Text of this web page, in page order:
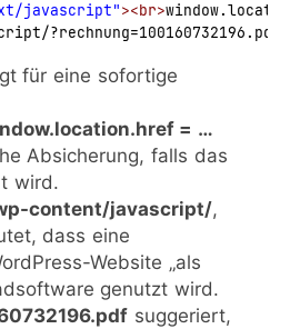
javascript"><br>
?rechnung=100160732196.pdf"
für eine sofortige
= …
Absicherung, falls das
wird.
content/javascript/,
dass eine
Website „als
genutzt wird.
suggeriert,